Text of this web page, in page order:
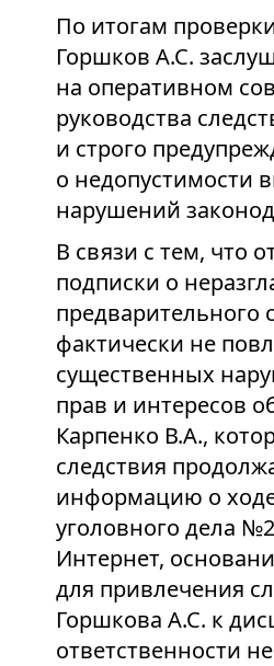
По итогам
Горшков А.С.
на оперативном
руководства
и строго
о недопустимости
нарушений
В связи с тем, что
подписки о
предварительного
фактически не
существенных
прав и интересов
Карпенко В.А.,
следствия
информацию о
уголовного дела
Интернет,
для привлечения
Горшкова А.С. к
ответственности